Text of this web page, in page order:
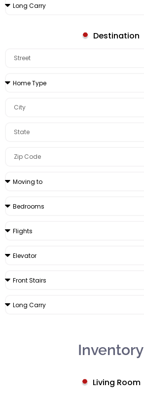
Destination
Inventory
Living Room